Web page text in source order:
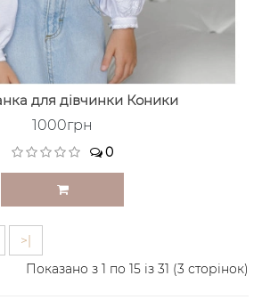
для дівчинки Коники
1000грн
0
>|
Показано з 1 по 15 із 31 (3 сторінок)